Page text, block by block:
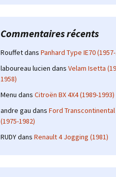
Commentaires récents
Rouffetdans Panhard Type IE70
laboureau lucien dans Velam Isetta
1958)
Menu dans Citroën BX 4X4 (1989-1993)
andre gau dans Ford Transcontinental
(1975-1982)
RUDYdans Renault 4 Jogging (1981)